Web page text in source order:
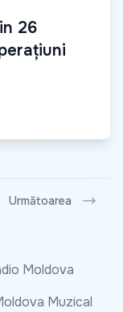
26
Următoarea
Moldova
Muzical